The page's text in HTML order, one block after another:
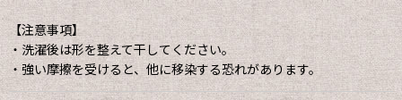
【注意事項】
・洗濯後は形を整えて干してください。
・強い摩擦を受けると、他に移染する恐れがあります。